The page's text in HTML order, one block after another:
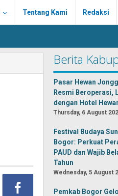
Tentang Kami Redaksi
Berita
Pasar Hewan
Resmi Beroperasi,
dengan Hotel
Thursday, 6 August
Festival Budaya
Bogor: Perkuat
PAUD dan Wajib
Tahun
Wednesday, 5 August
Pemkab Bogor